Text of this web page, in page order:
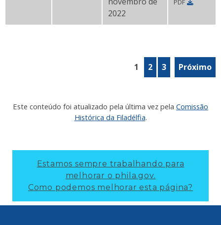
775 S. Christopher Columbus Blvd
2022
PDF
1 2 3 Próximo
Este conteúdo foi atualizado pela última vez pela Comissão
Histórica da Filadélfia.
Estamos sempre trabalhando para
melhorar o phila.gov.
Como podemos melhorar esta página?